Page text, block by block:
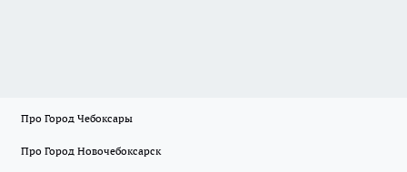
Про Город Чебоксары
Про Город Новочебоксарск